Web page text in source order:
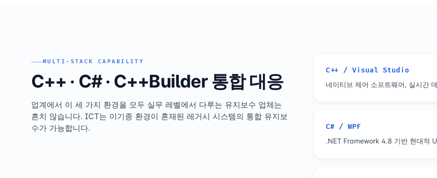
MULTI-STACK CAPABILITY
C++ · C# · C++Builder 통합 대응
업계에서 이 세 가지 환경을 모두 실무 레벨에서 다루는 유지보수 업체는
흔치 않습니다. ICT는 이기종 환경이 혼재된 레거시 시스템의 통합 유지보
수가 가능합니다.
C++ / Visual Studio
네이티브 제어 소프트웨어, 실시간
C# / WPF
.NET Framework 4.8 기반 현대적